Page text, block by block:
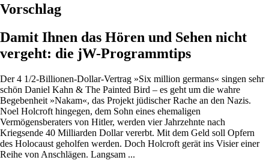
Vorschlag
Damit Ihnen das Hören und Sehen nicht
vergeht: die jW-Programmtips
Der 4 1/2-Billionen-Dollar-Vertrag »Six million germans« singen sehr
schön Daniel Kahn & The Painted Bird – es geht um die wahre
Begebenheit »Nakam«, das Projekt jüdischer Rache an den Nazis.
Noel Holcroft hingegen, dem Sohn eines ehemaligen
Vermögensberaters von Hitler, werden vier Jahrzehnte nach
Kriegsende 40 Milliarden Dollar vererbt. Mit dem Geld soll Opfern
des Holocaust geholfen werden. Doch Holcroft gerät ins Visier einer
Reihe von Anschlägen. Langsam ...